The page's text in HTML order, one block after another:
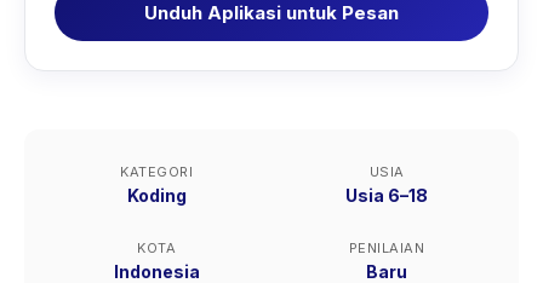
Unduh Aplikasi untuk Pesan
KATEGORI
Koding
USIA
Usia 6–18
KOTA
Indonesia
PENILAIAN
Baru